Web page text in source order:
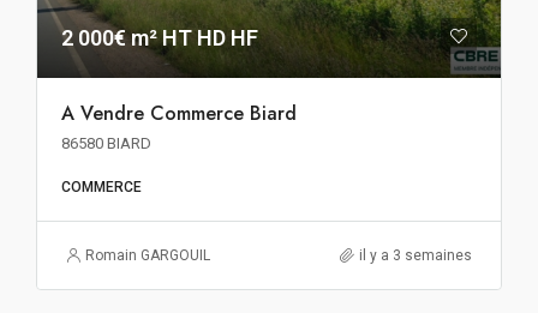
2 000€ m² HT HD HF
A Vendre Commerce Biard
86580 BIARD
COMMERCE
Romain GARGOUIL il y a 3 semaines